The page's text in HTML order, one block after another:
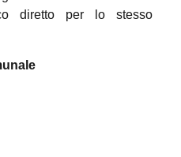
diretto per lo stesso